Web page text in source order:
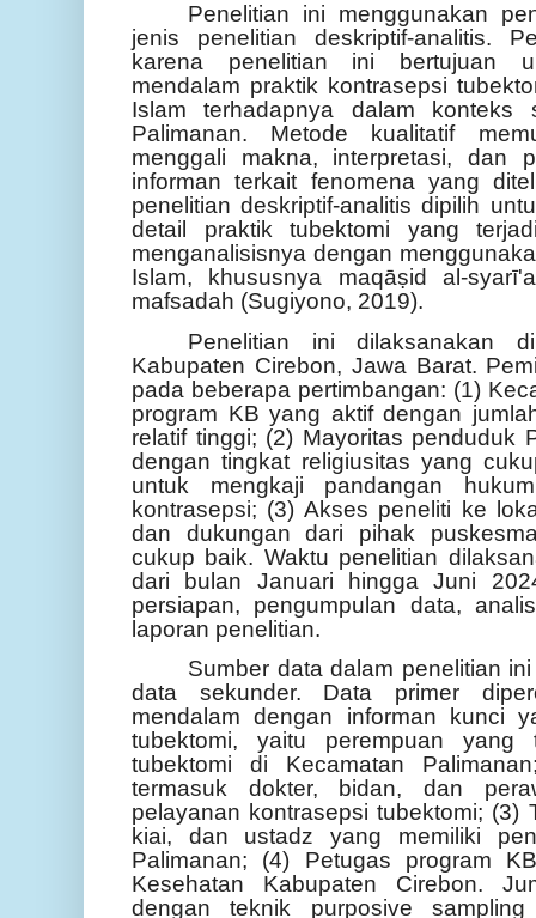
Penelitian ini menggunakan
jenis penelitian deskriptif-analitis.
karena penelitian ini bertujuan
mendalam praktik kontrasepsi
Islam terhadapnya dalam konteks
Palimanan. Metode kualitatif
menggali makna, interpretasi, dan
informan terkait fenomena yang
penelitian deskriptif-analitis dipilih
detail praktik tubektomi yang
menganalisisnya dengan
Islam, khususnya maqāṣid al-
mafsadah (Sugiyono, 2019).
Penelitian ini dilaksanakan
Kabupaten Cirebon, Jawa Barat.
pada beberapa pertimbangan: (1)
program KB yang aktif dengan
relatif tinggi; (2) Mayoritas penduduk
dengan tingkat religiusitas yang
untuk mengkaji pandangan
kontrasepsi; (3) Akses peneliti ke
dan dukungan dari pihak
cukup baik. Waktu penelitian
dari bulan Januari hingga Juni
persiapan, pengumpulan data,
laporan penelitian.
Sumber data dalam penelitian
data sekunder. Data primer
mendalam dengan informan kunci
tubektomi, yaitu perempuan yang
tubektomi di Kecamatan
termasuk dokter, bidan, dan
pelayanan kontrasepsi tubektomi; (3)
kiai, dan ustadz yang memiliki
Palimanan; (4) Petugas program
Kesehatan Kabupaten Cirebon.
dengan teknik purposive